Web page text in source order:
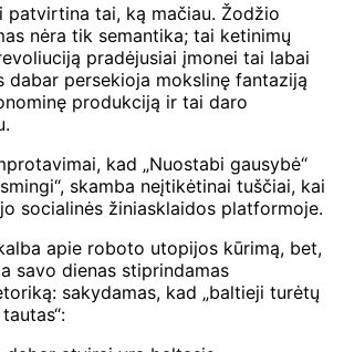
patvirtina tai, ką mačiau. Žodžio
nėra tik semantika; tai ketinimų
pradėjusiai įmonei tai labai
dabar persekioja mokslinę fantaziją
produkciją ir tai daro
kad „Nuostabi gausybė“
skamba neįtikėtinai tuščiai, kai
socialinės žiniasklaidos platformoje.
apie roboto utopijos kūrimą, bet,
savo dienas stiprindamas
sakydamas, kad „baltieji turėtų